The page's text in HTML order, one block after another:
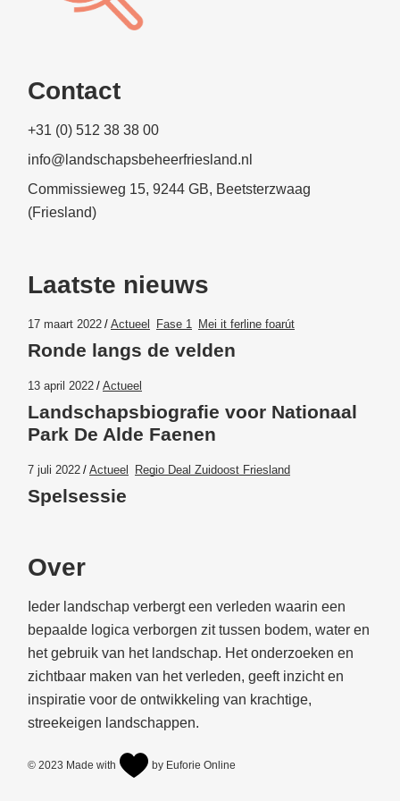
Contact
+31 (0) 512 38 38 00
info@landschapsbeheerfriesland.nl
Commissieweg 15, 9244 GB, Beetsterzwaag
(Friesland)
Laatste nieuws
17 maart 2022 Actueel Fase 1 Mei it ferline foarút
Ronde langs de velden
13 april 2022 Actueel
Landschapsbiografie voor Nationaal
Park De Alde Faenen
7 juli 2022 Actueel Regio Deal Zuidoost Friesland
Spelsessie
Over
Ieder landschap verbergt een verleden waarin een
bepaalde logica verborgen zit tussen bodem, water en
het gebruik van het landschap. Het onderzoeken en
zichtbaar maken van het verleden, geeft inzicht en
inspiratie voor de ontwikkeling van krachtige,
streekeigen landschappen.
© 2023 Made with by Euforie Online